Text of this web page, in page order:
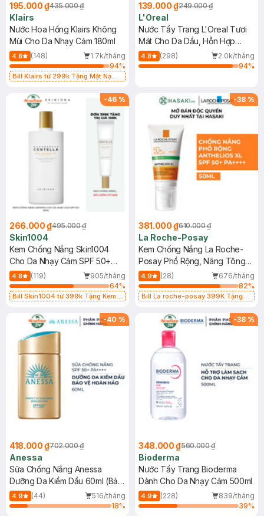
195.000 ₫435.000 ₫
Klairs
Nước Hoa Hồng Klairs Không
Mùi Cho Da Nhạy Cảm 180ml
4.8 (148)
1.7k/tháng
94%
Bill Klairs từ 299k Tặng Mặt Nạ
25ml (SL Có Hạn)
139.000 ₫249.000 ₫
L'Oreal
Nước Tẩy Trang L'Oreal Tươi
Mát Cho Da Dầu, Hỗn Hợp
400ml
4.8 (298)
2.0k/tháng
94%
-46 %
266.000 ₫495.000 ₫
Skin1004
Kem Chống Nắng Skin1004
Cho Da Nhạy Cảm SPF 50+
50ml
4.8 (119)
905/tháng
64%
Bill Skin1004 từ 399k Tặng Kem
SPF 50+ 20ml (SL Có Hạn)
-38 %
381.000 ₫610.000 ₫
La Roche-Posay
Kem Chống Nắng La Roche-
Posay Phổ Rộng, Nâng Tông
Kiềm Dầu 50ml
4.9 (28)
676/tháng
82%
Bill La roche-posay 399K Tặng
(SL có hạn)
-40 %
418.000 ₫702.000 ₫
Anessa
Sữa Chống Nắng Anessa
Dưỡng Da Kiềm Dầu 60ml (Bản
Mới)
4.9 (44)
516/tháng
18%
-38 %
348.000 ₫560.000 ₫
Bioderma
Nước Tẩy Trang Bioderma
Dành Cho Da Nhạy Cảm 500ml
4.9 (228)
839/tháng
39%